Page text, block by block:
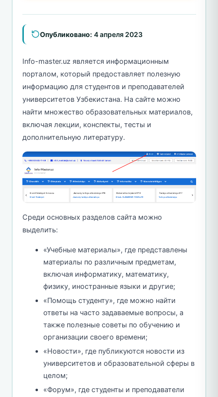
Опубликовано: 4 апреля 2023
Info-master.uz является информационным
порталом, который предоставляет полезную
информацию для студентов и преподавателей
университетов Узбекистана. На сайте можно
найти множество образовательных материалов,
включая лекции, конспекты, тесты и
дополнительную литературу.
Среди основных разделов сайта можно
выделить:
«Учебные материалы», где представлены
материалы по различным предметам,
включая информатику, математику,
физику, иностранные языки и другие;
«Помощь студенту», где можно найти
ответы на часто задаваемые вопросы, а
также полезные советы по обучению и
организации своего времени;
«Новости», где публикуются новости из
университетов и образовательной сферы в
целом;
«Форум», где студенты и преподаватели